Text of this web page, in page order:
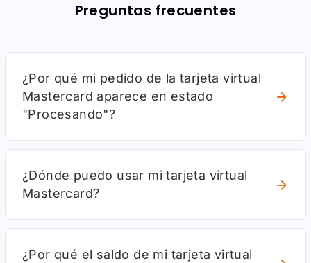
Preguntas frecuentes
¿Por qué mi pedido de la tarjeta virtual
Mastercard aparece en estado
"Procesando"?
¿Dónde puedo usar mi tarjeta virtual
Mastercard?
¿Por qué el saldo de mi tarjeta virtual